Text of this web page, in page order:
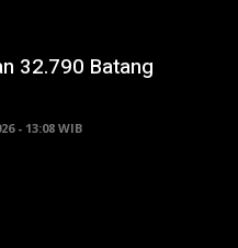
32.790 Batang
- 13:08 WIB